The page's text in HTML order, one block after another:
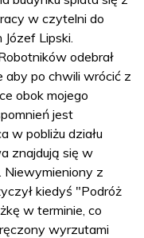
w czytelni do
Lipski.
odebrał
aby po chwili wrócić z
obok mojego
jest
w pobliżu działu
znajdują się w
Niewymieniony z
kiedyś "Podróż
w terminie, co
wyrzutami